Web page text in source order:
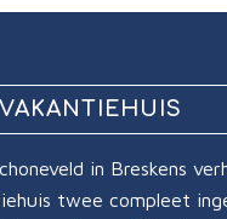
in Breskens
twee compleet